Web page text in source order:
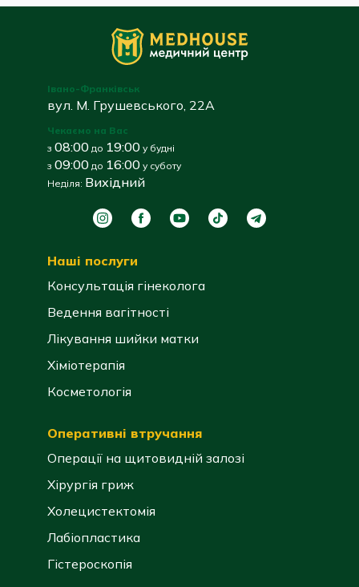
Івано-Франківськ
вул. М. Грушевського, 22А
Чекаємо на Вас
з 08:00 до 19:00 у будні
з 09:00 до 16:00 у суботу
Неділя: Вихідний
Наші послуги
Консультація гінеколога
Ведення вагітності
Лікування шийки матки
Хіміотерапія
Косметологія
Оперативні втручання
Операції на щитовидній залозі
Хірургія гриж
Холецистектомія
Лабіопластика
Гістероскопія